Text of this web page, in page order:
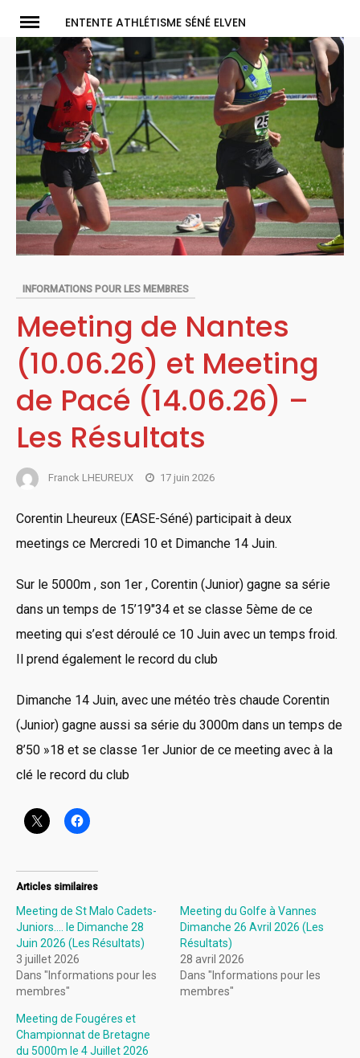
content
ENTENTE ATHLÉTISME SÉNÉ ELVEN
INFORMATIONS POUR LES MEMBRES
Meeting de Nantes
(10.06.26) et Meeting
de Pacé (14.06.26) –
Les Résultats
Franck LHEUREUX 17 juin 2026
Corentin Lheureux (EASE-Séné) participait à deux
meetings ce Mercredi 10 et Dimanche 14 Juin.
Sur le 5000m , son 1er , Corentin (Junior) gagne sa série
dans un temps de 15’19″34 et se classe 5ème de ce
meeting qui s’est déroulé ce 10 Juin avec un temps froid.
Il prend également le record du club
Dimanche 14 Juin, avec une météo très chaude Corentin
(Junior) gagne aussi sa série du 3000m dans un temps de
8’50 »18 et se classe 1er Junior de ce meeting avec à la
clé le record du club
Articles similaires
Meeting de St Malo Cadets-
Juniors…. le Dimanche 28
Juin 2026 (Les Résultats)
3 juillet 2026
Dans "Informations pour les
membres"
Meeting du Golfe à Vannes
Dimanche 26 Avril 2026 (Les
Résultats)
28 avril 2026
Dans "Informations pour les
membres"
Meeting de Fougéres et
Championnat de Bretagne
du 5000m le 4 Juillet 2026